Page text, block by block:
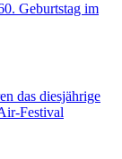
Geburtstag im
das diesjährige
Festival